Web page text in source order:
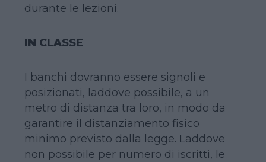
durante le lezioni.
IN CLASSE
I banchi dovranno essere signoli e
posizionati, laddove possibile, a un
metro di distanza tra loro, in modo da
garantire il distanziamento fisico
minimo previsto dalla legge. Laddove
non possibile per numero di iscritti, le